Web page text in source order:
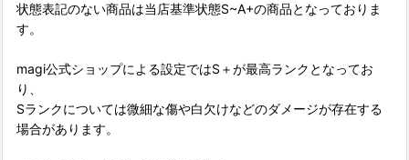
状態表記のない商品は当店基準状態S~A+の商品となっておりま
す。
magi公式ショップによる設定ではS＋が最高ランクとなってお
り、
Sランクについては微細な傷や白欠けなどのダメージが存在する
場合があります。